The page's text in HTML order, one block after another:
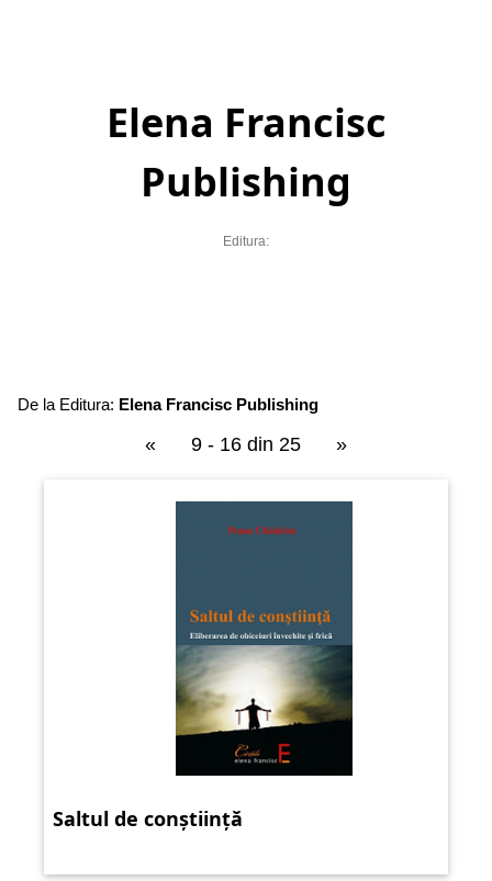
Elena Francisc
Publishing
Editura:
De la Editura: Elena Francisc Publishing
« 9 - 16 din 25 »
Saltul de conștiință